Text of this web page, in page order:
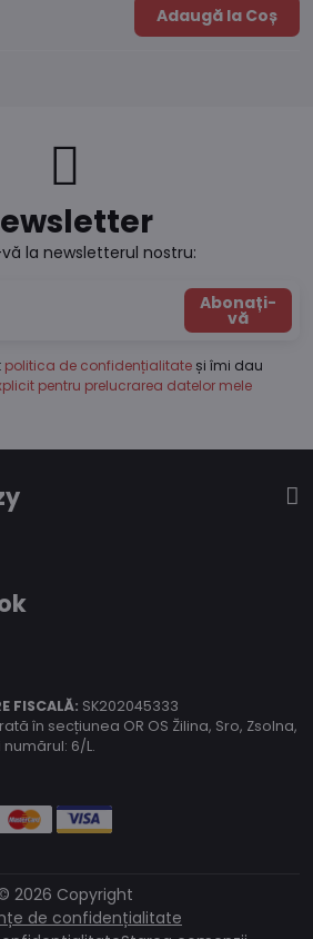
Adaugă la Coș
la newsletterul nostru:
Abonați-
vă
politica de confidențialitate și îmi dau
pentru prelucrarea datelor mele
FISCALĂ: SK202045333
în secțiunea OR OS Žilina, Sro, Zsolna,
6/L.
2026 Copyright
de confidențialitate